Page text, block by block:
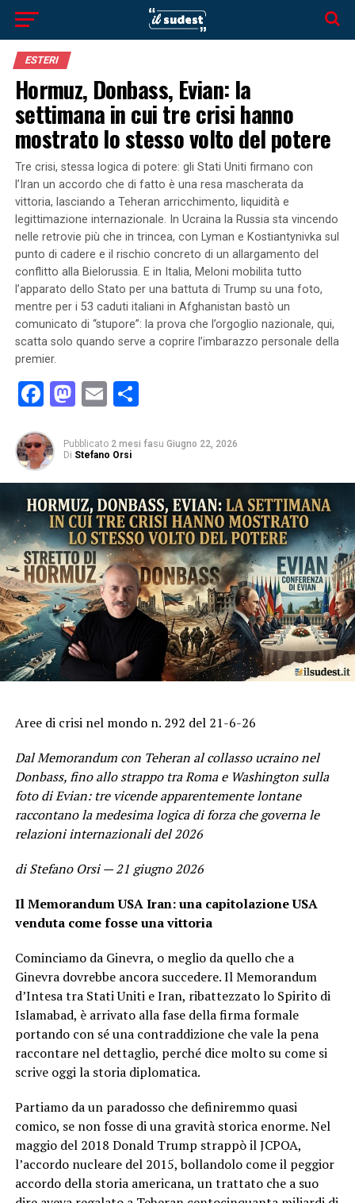
ESTERI
Hormuz, Donbass, Evian: la
settimana in cui tre crisi hanno
mostrato lo stesso volto del potere
Tre crisi, stessa logica di potere: gli Stati Uniti firmano con
l’Iran un accordo che di fatto è una resa mascherata da
vittoria, lasciando a Teheran arricchimento, liquidità e
legittimazione internazionale. In Ucraina la Russia sta vincendo
nelle retrovie più che in trincea, con Lyman e Kostiantynivka sul
punto di cadere e il rischio concreto di un allargamento del
conflitto alla Bielorussia. E in Italia, Meloni mobilita tutto
l’apparato dello Stato per una battuta di Trump su una foto,
mentre per i 53 caduti italiani in Afghanistan bastò un
comunicato di “stupore”: la prova che l’orgoglio nazionale, qui,
scatta solo quando serve a coprire l’imbarazzo personale della
premier.
Facebook
Mastodon
EmailCondividi
Pubblicato 2 mesi fasu Giugno 22, 2026
Di Stefano Orsi
Aree di crisi nel mondo n. 292 del 21-6-26
Dal Memorandum con Teheran al collasso ucraino nel
Donbass, fino allo strappo tra Roma e Washington sulla
foto di Evian: tre vicende apparentemente lontane
raccontano la medesima logica di forza che governa le
relazioni internazionali del 2026
di Stefano Orsi — 21 giugno 2026
Il Memorandum USA Iran: una capitolazione USA
venduta come fosse una vittoria
Cominciamo da Ginevra, o meglio da quello che a
Ginevra dovrebbe ancora succedere. Il Memorandum
d’Intesa tra Stati Uniti e Iran, ribattezzato lo Spirito di
Islamabad, è arrivato alla fase della firma formale
portando con sé una contraddizione che vale la pena
raccontare nel dettaglio, perché dice molto su come si
scrive oggi la storia diplomatica.
Partiamo da un paradosso che definiremmo quasi
comico, se non fosse di una gravità storica enorme. Nel
maggio del 2018 Donald Trump strappò il JCPOA,
l’accordo nucleare del 2015, bollandolo come il peggior
accordo della storia americana, un trattato che a suo